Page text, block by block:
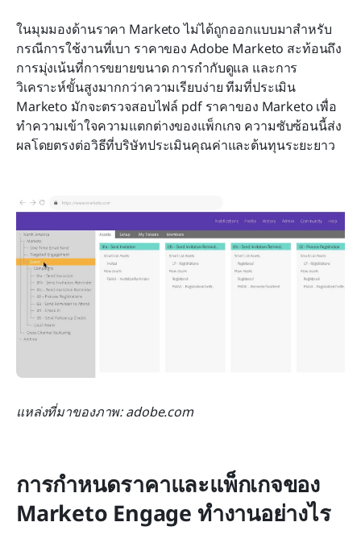
ในมุมมองด้านราคา Marketo ไม่ได้ถูกออกแบบมาสำหรับ
กรณีการใช้งานที่เบา ราคาของ Adobe Marketo สะท้อนถึง
การมุ่งเน้นที่การขยายขนาด การกำกับดูแล และการ
วิเคราะห์ขั้นสูงมากกว่าความเรียบง่าย ทีมที่ประเมิน
Marketo มักจะตรวจสอบไฟล์ pdf ราคาของ Marketo เพื่อ
ทำความเข้าใจความแตกต่างของแพ็กเกจ ความซับซ้อนนี้ส่ง
ผลโดยตรงต่อวิธีที่บริษัทประเมินคุณค่าและต้นทุนระยะยาว
แหล่งที่มาของภาพ: adobe.com
การกำหนดราคาและแพ็กเกจของ
Marketo Engage ทำงานอย่างไร